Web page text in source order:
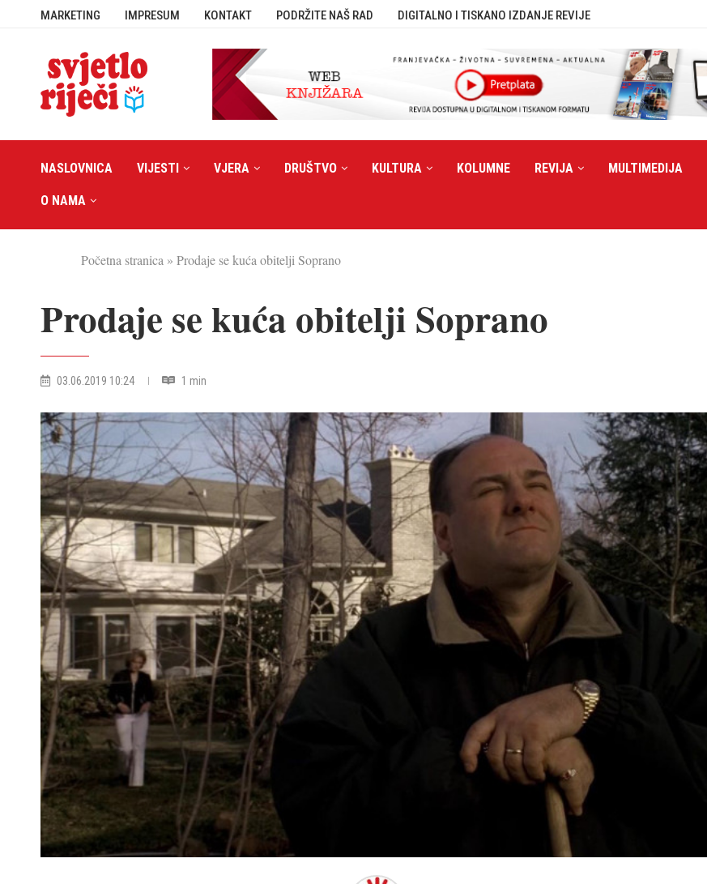
MARKETING IMPRESUM KONTAKT PODRŽITE NAŠ RAD DIGITALNO I TISKANO IZDANJE REVIJE
NASLOVNICA VIJESTI VJERA DRUŠTVO KULTURA KOLUMNE REVIJA MULTIMEDIJA
O NAMA
Početna stranica » Prodaje se kuća obitelji Soprano
Prodaje se kuća obitelji Soprano
03.06.2019 10:24 1 min